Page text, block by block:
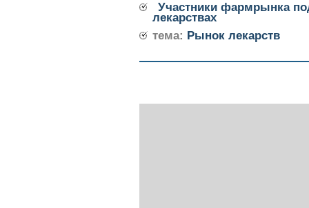
Участники фармрынка
лекарствах
тема: Рынок лекарств